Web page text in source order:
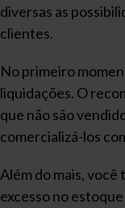
diversas as
clientes.
No primeiro
liquidações. O
que não são
comercializá-los
Além do mais,
excesso no